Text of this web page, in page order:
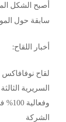
أصبح الشكل
سابقة حول
أخبار اللقاح:
الشركة